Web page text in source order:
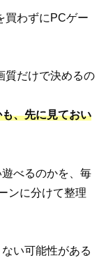
買わずにPCゲー
質だけで決めるの
、先に見ておい
べるのかを、毎
ンに分けて整理
い可能性がある